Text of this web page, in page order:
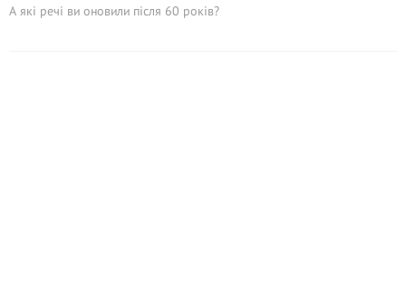
А які речі ви оновили після 60 років?